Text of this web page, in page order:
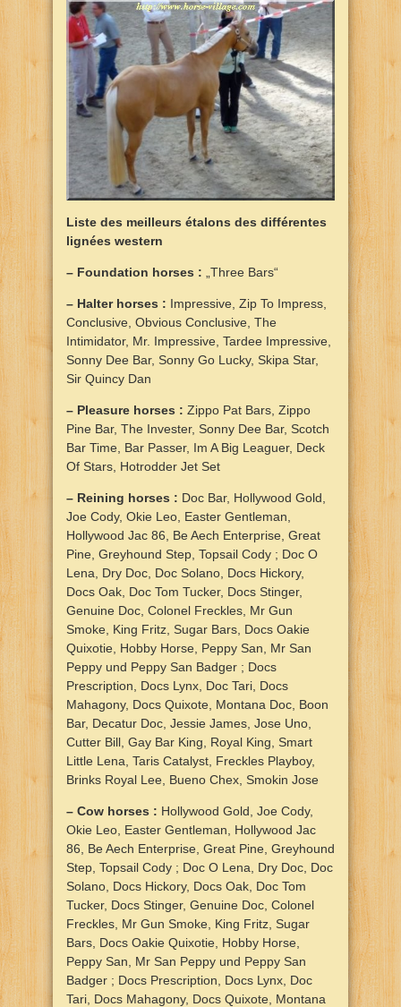
Liste des meilleurs étalons des différentes
lignées western
– Foundation horses : „Three Bars“
– Halter horses : Impressive, Zip To Impress,
Conclusive, Obvious Conclusive, The
Intimidator, Mr. Impressive, Tardee Impressive,
Sonny Dee Bar, Sonny Go Lucky, Skipa Star,
Sir Quincy Dan
– Pleasure horses : Zippo Pat Bars, Zippo
Pine Bar, The Invester, Sonny Dee Bar, Scotch
Bar Time, Bar Passer, Im A Big Leaguer, Deck
Of Stars, Hotrodder Jet Set
– Reining horses : Doc Bar, Hollywood Gold,
Joe Cody, Okie Leo, Easter Gentleman,
Hollywood Jac 86, Be Aech Enterprise, Great
Pine, Greyhound Step, Topsail Cody ; Doc O
Lena, Dry Doc, Doc Solano, Docs Hickory,
Docs Oak, Doc Tom Tucker, Docs Stinger,
Genuine Doc, Colonel Freckles, Mr Gun
Smoke, King Fritz, Sugar Bars, Docs Oakie
Quixotie, Hobby Horse, Peppy San, Mr San
Peppy und Peppy San Badger ; Docs
Prescription, Docs Lynx, Doc Tari, Docs
Mahagony, Docs Quixote, Montana Doc, Boon
Bar, Decatur Doc, Jessie James, Jose Uno,
Cutter Bill, Gay Bar King, Royal King, Smart
Little Lena, Taris Catalyst, Freckles Playboy,
Brinks Royal Lee, Bueno Chex, Smokin Jose
– Cow horses : Hollywood Gold, Joe Cody,
Okie Leo, Easter Gentleman, Hollywood Jac
86, Be Aech Enterprise, Great Pine, Greyhound
Step, Topsail Cody ; Doc O Lena, Dry Doc, Doc
Solano, Docs Hickory, Docs Oak, Doc Tom
Tucker, Docs Stinger, Genuine Doc, Colonel
Freckles, Mr Gun Smoke, King Fritz, Sugar
Bars, Docs Oakie Quixotie, Hobby Horse,
Peppy San, Mr San Peppy und Peppy San
Badger ; Docs Prescription, Docs Lynx, Doc
Tari, Docs Mahagony, Docs Quixote, Montana